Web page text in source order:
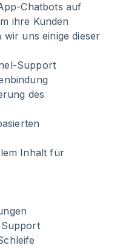
Chatbots auf
ihre Kunden
uns einige dieser
Support
des
Inhalt für